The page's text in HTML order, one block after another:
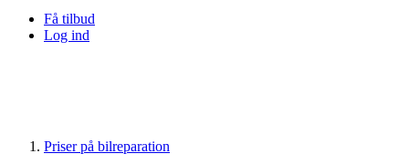
Få tilbud
Log ind
Priser på bilreparation